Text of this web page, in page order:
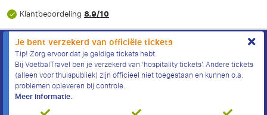
Klantbeoordeling 8.9/10
Je bent verzekerd van officiële tickets
Tip! Zorg ervoor dat je geldige tickets hebt.
Bij VoetbalTravel ben je verzekerd van ‘hospitality tickets’. Andere tickets
(alleen voor thuispubliek) zijn officieel niet toegestaan en kunnen o.a.
problemen opleveren bij controle.
Meer informatie.